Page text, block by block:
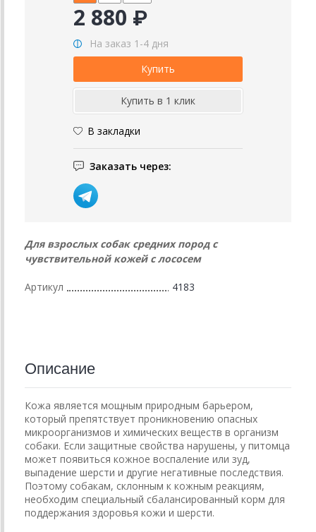
2 880 ₽
На заказ 1-4 дня
В закладки
Заказать через:
Для взрослых собак средних пород с
чувствительной кожей с лососем
Артикул 4183
Описание
Кожа является мощным природным барьером,
который препятствует проникновению опасных
микроорганизмов и химических веществ в организм
собаки. Если защитные свойства нарушены, у питомца
может появиться кожное воспаление или зуд,
выпадение шерсти и другие негативные последствия.
Поэтому собакам, склонным к кожным реакциям,
необходим специальный сбалансированный корм для
поддержания здоровья кожи и шерсти.